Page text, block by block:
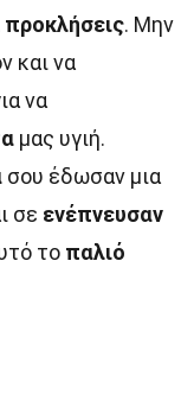
προκλήσεις. Μην
και να
να
μας υγιή.
σου έδωσαν μια
σε ενέπνευσαν
το παλιό